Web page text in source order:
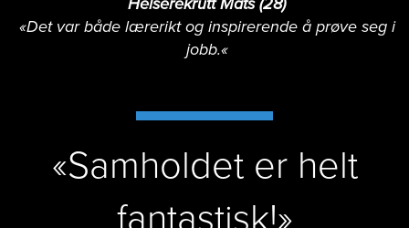
«Samholdet er helt
«Det var både lærerikt og inspirerende å prøve seg i
jobb.«